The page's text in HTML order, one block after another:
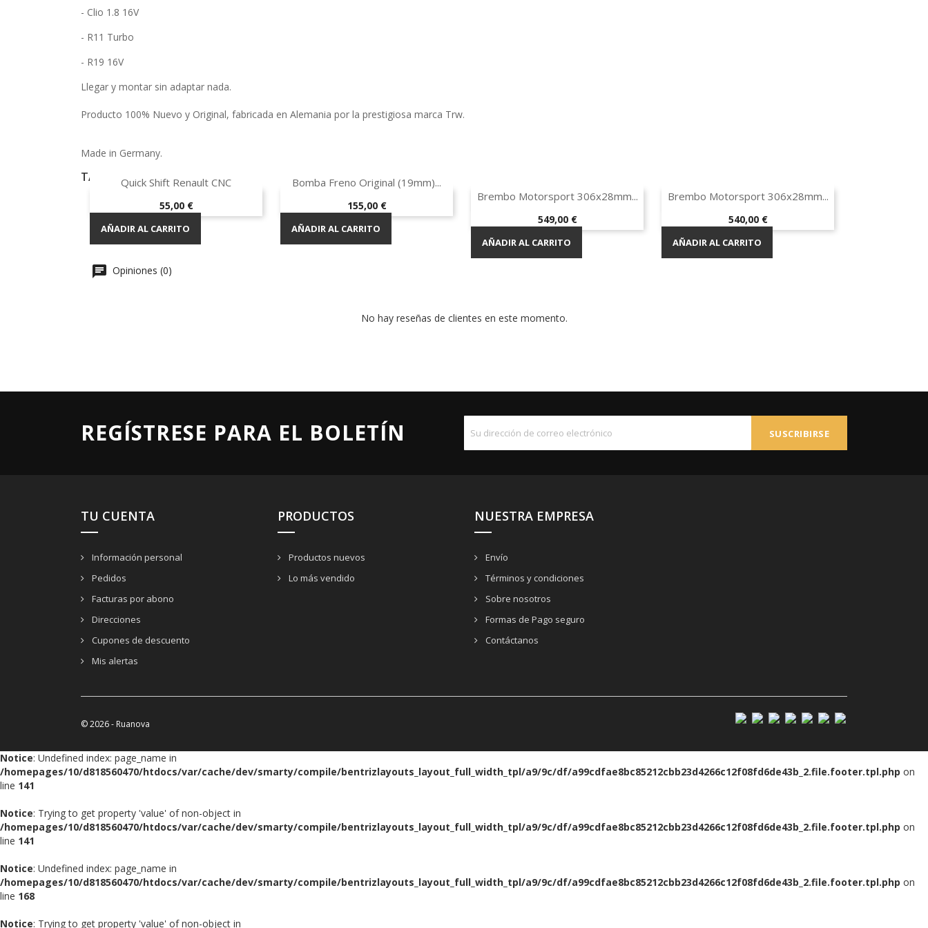
- Clio 1.8 16V
- R11 Turbo
- R19 16V
Llegar y montar sin adaptar nada.
Producto 100% Nuevo y Original, fabricada en Alemania por la prestigiosa marca Trw.
Made in Germany.
TAMBIÉN PODRÍA INTERESARLE
Vista rápida
Quick Shift Renault CNC
Precio
55,00 €
AÑADIR AL CARRITO
Vista rápida
Bomba Freno Original (19mm)...
Precio
155,00 €
AÑADIR AL CARRITO
¡EN OFERTA!
Vista rápida
Brembo Motorsport 306x28mm...
Precio
549,00 €
AÑADIR AL CARRITO
¡EN OFERTA!
Vista rápida
Brembo Motorsport 306x28mm...
Precio
540,00 €
AÑADIR AL CARRITO
Opiniones (0)
No hay reseñas de clientes en este momento.
REGÍSTRESE PARA EL BOLETÍN
TU CUENTA
Información personal
Pedidos
Facturas por abono
Direcciones
Cupones de descuento
Mis alertas
PRODUCTOS
Productos nuevos
Lo más vendido
NUESTRA EMPRESA
Envío
Términos y condiciones
Sobre nosotros
Formas de Pago seguro
Contáctanos
© 2026 - Ruanova
Notice: Undefined index: page_name in
/homepages/10/d818560470/htdocs/var/cache/dev/smarty/compile/bentrizlayouts_layout_full_width_tpl/a9/9c/df/a99cdfae8bc85212cbb23d4266c12f08fd6de43b_2.file.footer.tpl.php on
line 141
Notice: Trying to get property 'value' of non-object in
/homepages/10/d818560470/htdocs/var/cache/dev/smarty/compile/bentrizlayouts_layout_full_width_tpl/a9/9c/df/a99cdfae8bc85212cbb23d4266c12f08fd6de43b_2.file.footer.tpl.php on
line 141
Notice: Undefined index: page_name in
/homepages/10/d818560470/htdocs/var/cache/dev/smarty/compile/bentrizlayouts_layout_full_width_tpl/a9/9c/df/a99cdfae8bc85212cbb23d4266c12f08fd6de43b_2.file.footer.tpl.php on
line 168
Notice: Trying to get property 'value' of non-object in